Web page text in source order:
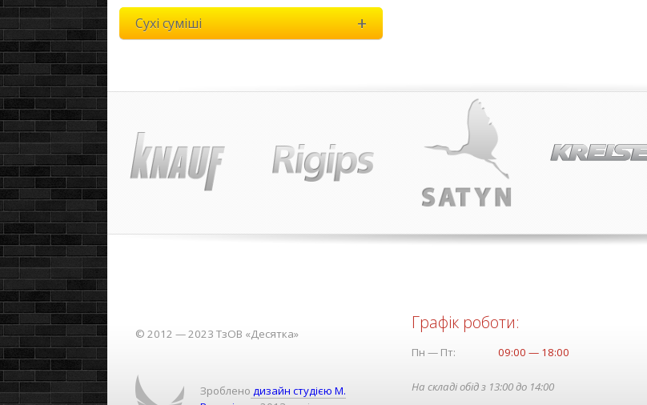
Сухі суміші +
Графік роботи:
Пн — Пт: 09:00 — 18:00
На складі обід з 13:00 до 14:00
© 2012 — 2023 ТзОВ «Десятка»
Зроблено дизайн студією М.